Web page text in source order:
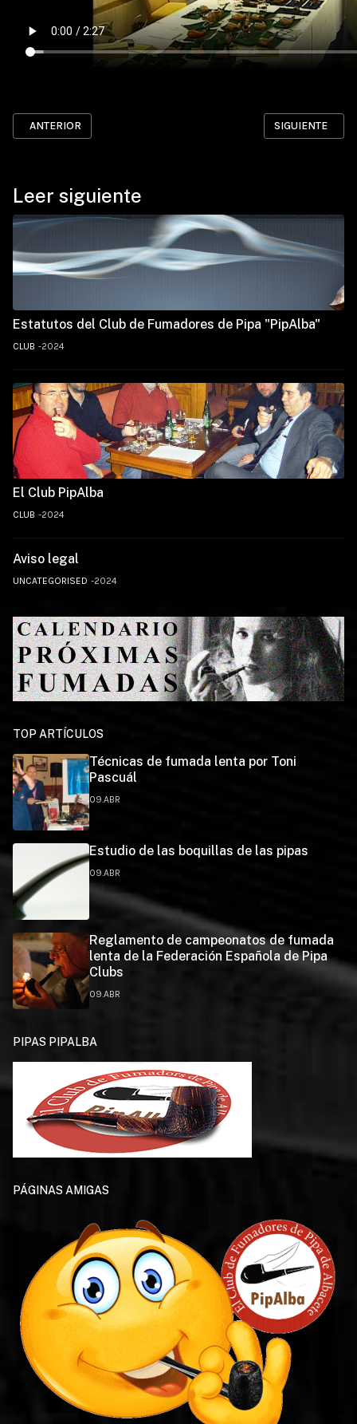
Leer siguiente
Estatutos del Club de Fumadores de Pipa "PipAlba"
CLUB 2024
El Club PipAlba
CLUB 2024
Aviso legal
UNCATEGORISED 2024
ARTÍCULO ANTERIOR: PAGINAS AMIGAS
ANTERIOR ARTÍCULO
SIGUIENTE
TOP ARTÍCULOS
Técnicas de fumada lenta por Toni
Pascuál
09.ABR
Estudio de las boquillas de las pipas
09.ABR
Reglamento de campeonatos de fumada
lenta de la Federación Española de Pipa
Clubs
09.ABR
PIPAS PIPALBA
PÁGINAS AMIGAS